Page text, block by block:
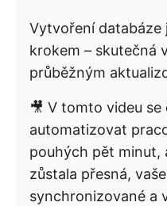
Vytvoření databáze
krokem – skutečná
průběžným
🎥 V tomto videu
automatizovat
pouhých pět minut,
zůstala přesná,
synchronizované a